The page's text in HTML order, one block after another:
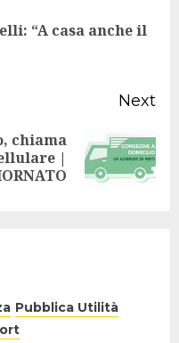
“A casa anche il
Next
chiama
|
Pubblica Utilità